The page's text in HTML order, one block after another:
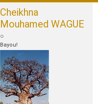
Cheikhna
Mouhamed WAGUE
Bayou!